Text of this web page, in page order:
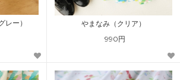
レー） やまなみ（クリア）
990円